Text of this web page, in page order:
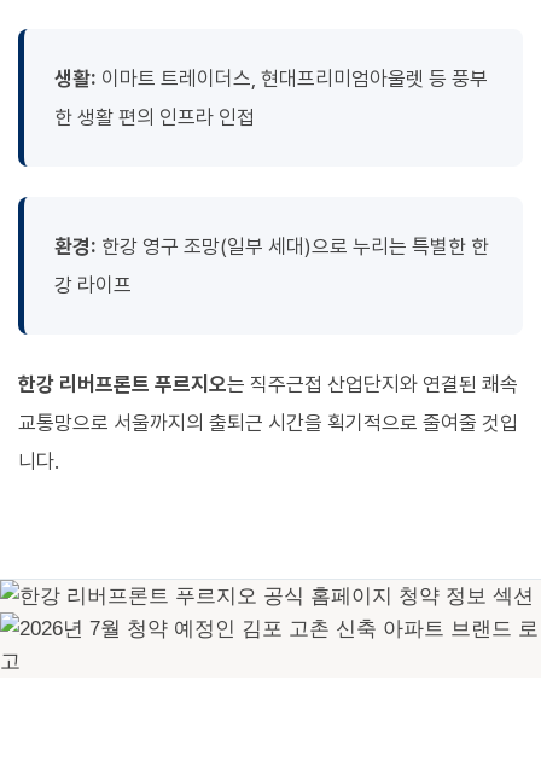
생활: 이마트 트레이더스, 현대프리미엄아울렛 등 풍부
한 생활 편의 인프라 인접
환경: 한강 영구 조망(일부 세대)으로 누리는 특별한 한
강 라이프
한강 리버프론트 푸르지오는 직주근접 산업단지와 연결된 쾌속
교통망으로 서울까지의 출퇴근 시간을 획기적으로 줄여줄 것입
니다.